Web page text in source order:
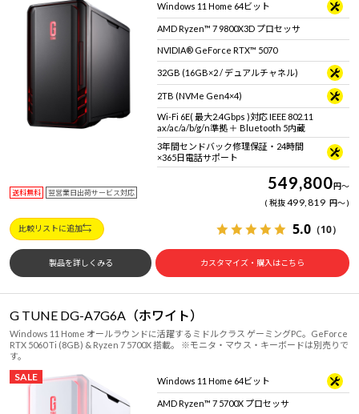
Windows 11 Home 64ビット
AMD Ryzen™ 7 9800X3D プロセッサ
NVIDIA® GeForce RTX™ 5070
32GB (16GB×2 / デュアルチャネル)
2TB (NVMe Gen4×4)
Wi-Fi 6E( 最大2.4Gbps )対応 IEEE 802.11
ax/ac/a/b/g/n準拠 ＋ Bluetooth 5内蔵
3年間センドバック修理保証・24時間
×365日電話サポート
送料無料 翌営業日出荷サービス対応 549,800円～
税抜499,819 円～
比較リストに追加 5.0 （10）
製品を詳しくみる カスタマイズ・購入はこちら
G TUNE DG-A7G6A（ホワイト）
Windows 11 Home オールラウンドに活躍するミドルクラス ゲーミングPC。GeForce
RTX 5060 Ti (8GB) & Ryzen 7 5700X 搭載。 ※モニタ・マウス・キーボードは別売りで
す。
SALE Windows 11 Home 64ビット
AMD Ryzen™ 7 5700X プロセッサ